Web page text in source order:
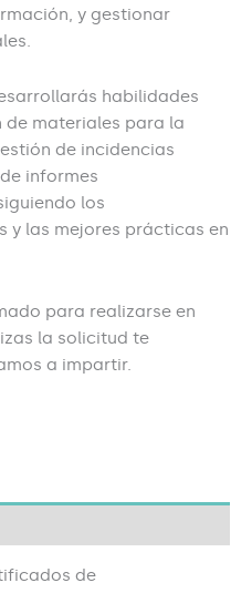
y gestionar
habilidades
materiales para la
de incidencias
informes
los
y las mejores prácticas en
para realizarse en
la solicitud te
a impartir.
de